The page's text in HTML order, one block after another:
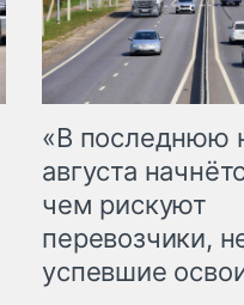
«В последнюю
августа
чем рискуют
перевозчики,
успевшие